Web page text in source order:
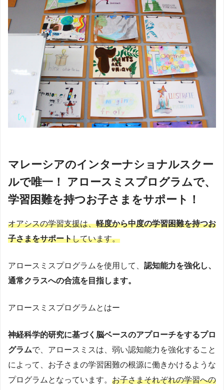
マレーシアのインターナショナルスクー
ルで唯一！ アロースミスプログラムで、
学習困難を持つお子さまをサポート！
オアシスの学習支援は、軽度から中度の学習困難を持つお
子さまをサポートしています。
アロースミスプログラムを使用して、 認知能力を強化し、
通常クラスへの合流を目指します。
アロースミスプログラムとはー
神経科学的研究に基づく脳ベースのアプローチをするプロ
グラムで、アロースミスは、弱い認知能力を強化すること
によって、お子さまの学習困難の根源に働きかけるような
プログラムとなっています。 お子さまそれぞれの学習への